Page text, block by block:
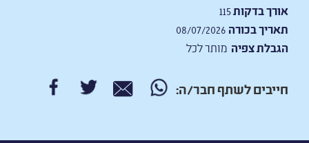
אורך בדקות
תאריך בכורה
הגבלת צפיה מותר לכל
חייבים לשתף חבר/ה: